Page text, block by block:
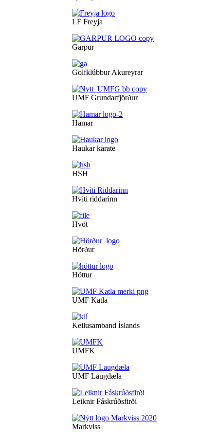
LF Freyja
Garpur
Golfklúbbur Akureyrar
UMF Grundarfjörður
Hamar
Haukar karate
HSH
Hvíti riddarinn
Hvöt
Hörður
Höttur
UMF Katla
Keilusamband Íslands
UMFK
UMF Laugdæla
Leiknir Fáskrúðsfirði
Markviss